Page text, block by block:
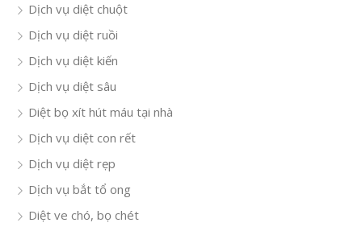
Dịch vụ diệt chuột
Dịch vụ diệt ruồi
Dịch vụ diệt kiến
Dịch vụ diệt sâu
Diệt bọ xít hút máu tại nhà
Dịch vụ diệt con rết
Dịch vụ diệt rẹp
Dịch vụ bắt tổ ong
Diệt ve chó, bọ chét